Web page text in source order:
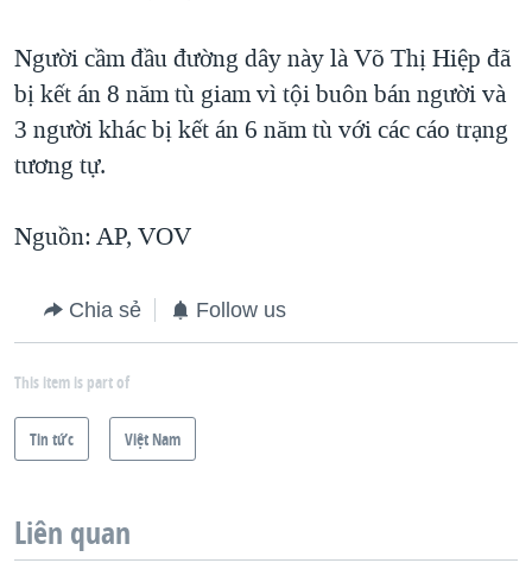
Người cầm đầu đường dây này là Võ Thị Hiệp đã
bị kết án 8 năm tù giam vì tội buôn bán người và
3 người khác bị kết án 6 năm tù với các cáo trạng
tương tự.
Nguồn: AP, VOV
Chia sẻ Follow us
This item is part of
Tin tức Việt Nam
Liên quan